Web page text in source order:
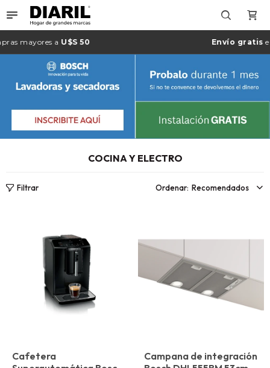

aU$S 50 Envío gratisen
COCINA Y ELECTRO
Recomendados
Cafetera
Campana de integración